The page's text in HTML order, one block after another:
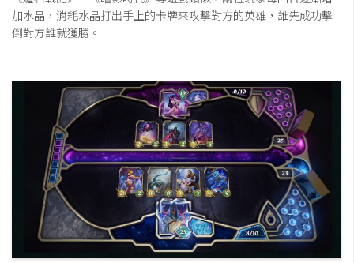
加水晶，消耗水晶打出手上的卡牌來攻擊對方的英雄，誰先成功擊
倒對方誰就獲勝。